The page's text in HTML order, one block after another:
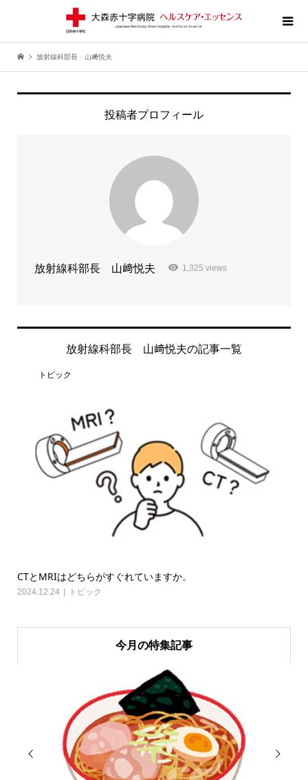
放射線科部長 山﨑悦夫
投稿者プロフィール
放射線科部長 山﨑悦夫 1,325 views
放射線科部長 山﨑悦夫の記事一覧
トピック
CTとMRIはどちらがすぐれていますか。
2024.12.24 トピック
今月の特集記事
 